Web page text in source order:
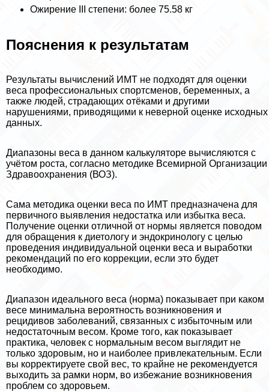
Ожирение III степени: более 75.58 кг
Пояснения к результатам
Результаты вычислений ИМТ не подходят для оценки
веса профессиональных спортсменов, беременных, а
также людей, страдающих отёками и другими
нарушениями, приводящими к неверной оценке исходных
данных.
Диапазоны веса в данном калькуляторе вычисляются с
учётом роста, согласно методике Всемирной Организации
Здравоохранения (ВОЗ).
Сама методика оценки веса по ИМТ предназначена для
первичного выявления недостатка или избытка веса.
Получение оценки отличной от нормы является поводом
для обращения к диетологу и эндокринологу с целью
проведения индивидуальной оценки веса и выработки
рекомендаций по его коррекции, если это будет
необходимо.
Диапазон идеального веса (норма) показывает при каком
весе минимальна вероятность возникновения и
рецидивов заболеваний, связанных с избыточным или
недостаточным весом. Кроме того, как показывает
пpaктика, человек с нормальным весом выглядит не
только здоровым, но и наиболее привлекательным. Если
вы корректируете свой вес, то крайне не рекомендуется
выходить за рамки норм, во избежание возникновения
проблем со здоровьем.